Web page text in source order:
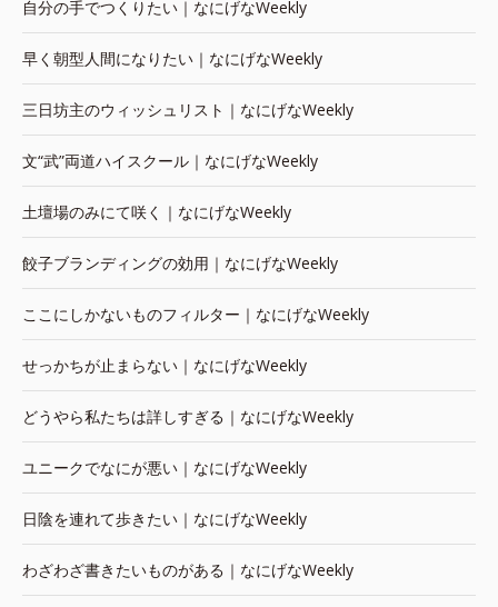
自分の手でつくりたい｜なにげなWeekly
早く朝型人間になりたい｜なにげなWeekly
三日坊主のウィッシュリスト｜なにげなWeekly
文“武”両道ハイスクール｜なにげなWeekly
土壇場のみにて咲く｜なにげなWeekly
餃子ブランディングの効用｜なにげなWeekly
ここにしかないものフィルター｜なにげなWeekly
せっかちが止まらない｜なにげなWeekly
どうやら私たちは詳しすぎる｜なにげなWeekly
ユニークでなにが悪い｜なにげなWeekly
日陰を連れて歩きたい｜なにげなWeekly
わざわざ書きたいものがある｜なにげなWeekly